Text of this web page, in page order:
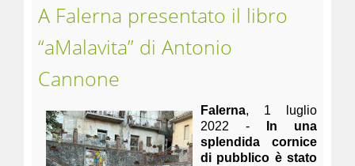
A Falerna presentato il libro
“aMalavita” di Antonio
Cannone
Falerna, 1 luglio
2022 - In una
splendida cornice
di pubblico è stato